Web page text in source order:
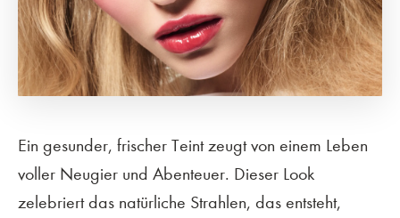
Ein gesunder, frischer Teint zeugt von einem Leben
voller Neugier und Abenteuer. Dieser Look
zelebriert das natürliche Strahlen, das entsteht,